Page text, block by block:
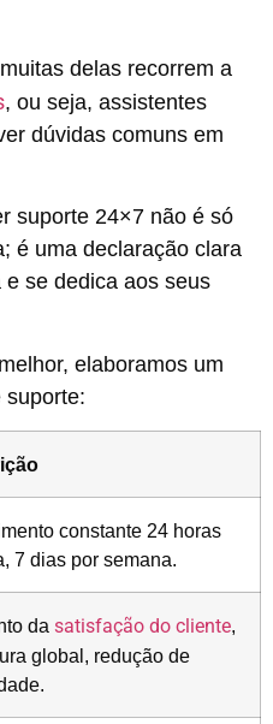
delas recorrem a
, ou seja, assistentes
dúvidas comuns em
suporte 24×7 não é só
é uma declaração clara
se dedica aos seus
elaboramos um
suporte:
constante 24 horas
7 dias por semana.
da satisfação do cliente,
global, redução de